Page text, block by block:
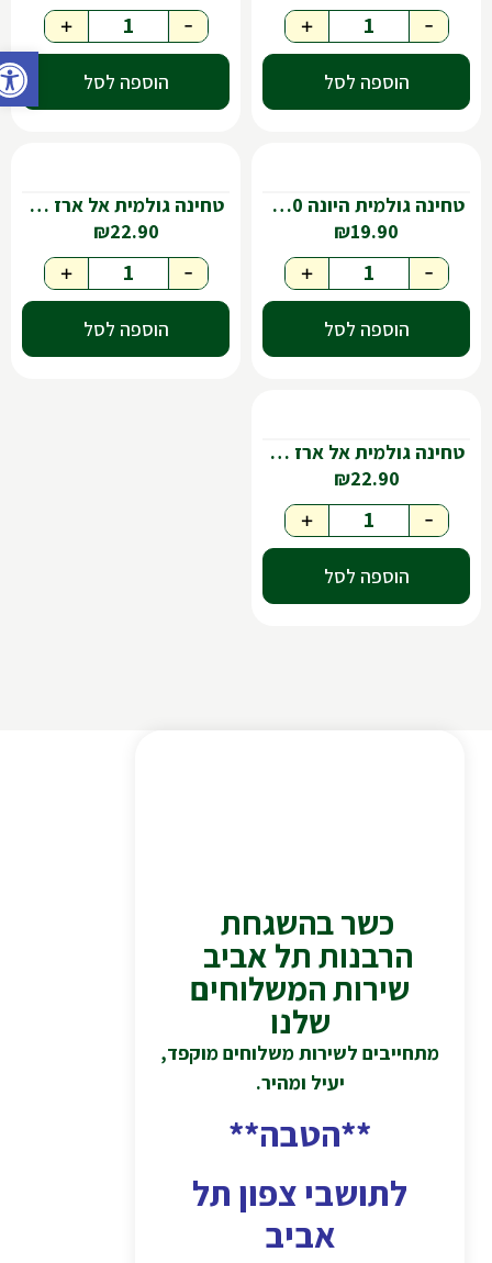
פתח
-
+
הוספה לסל
-
+
הוספה לסל
טחינה גולמית היונה 500 גר
₪19.90
-
+
הוספה לסל
טחינה גולמית אל ארז מלאה
₪22.90
-
+
הוספה לסל
טחינה גולמית אל ארז 500 גר'
₪22.90
-
+
הוספה לסל
כשר בהשגחת
הרבנות תל אביב
שירות המשלוחים
שלנו
מתחייבים לשירות משלוחים מוקפד,
יעיל ומהיר.
**הטבה**
לתושבי צפון תל
אביב